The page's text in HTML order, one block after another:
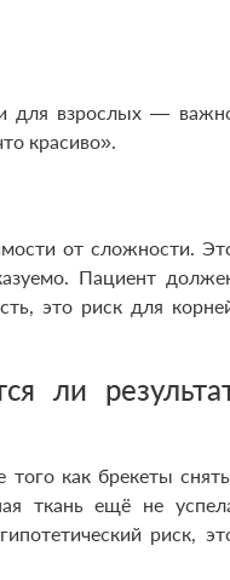
для взрослых —
красиво».
от сложности.
Пациент
это риск для
ли
как брекеты
ткань ещё не
риск,